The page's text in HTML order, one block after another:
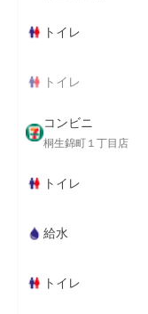
トイレ
トイレ
コンビニ
桐生錦町１丁目店
トイレ
給水
トイレ